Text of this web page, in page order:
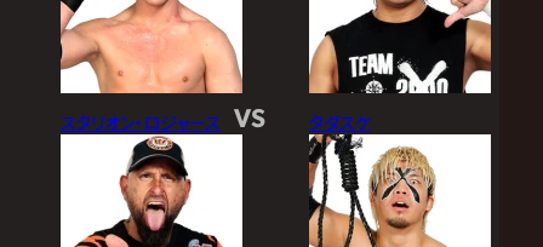
スタリオン・ロジャース VS タダスケ